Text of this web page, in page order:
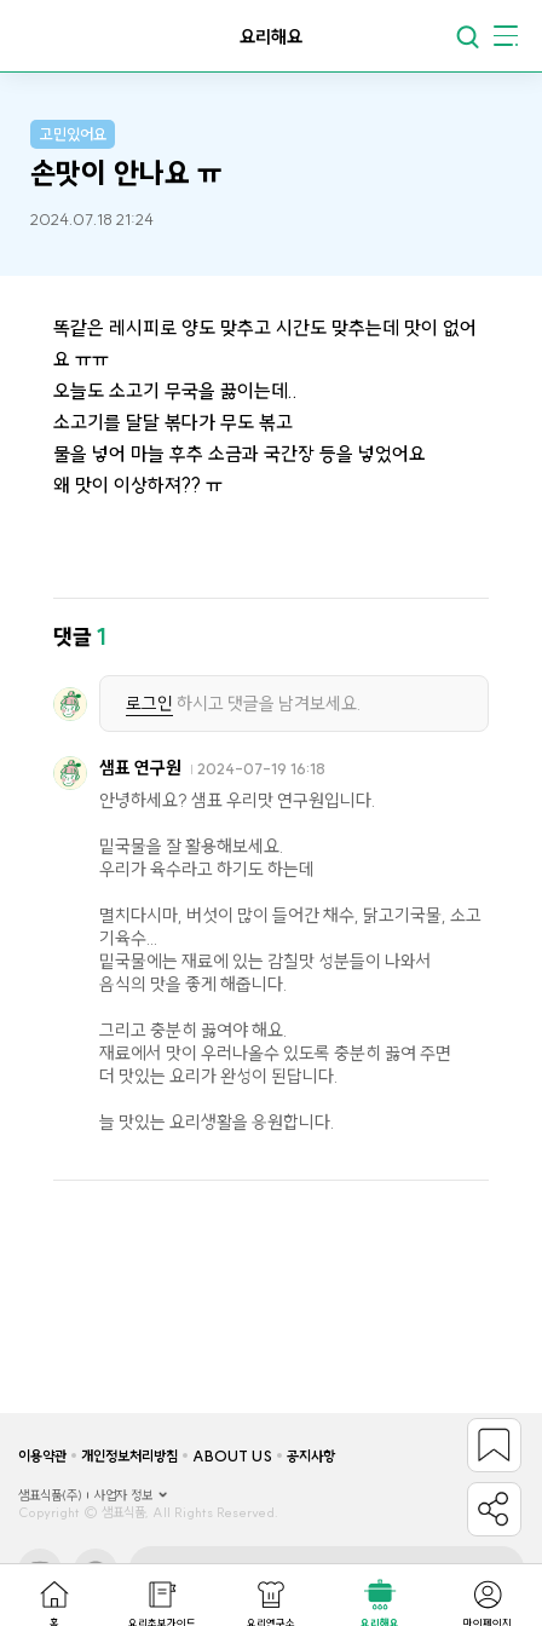
홈 요리초보가이드 요리연구소 요리해요 마이페이지
요리해요
고민있어요
손맛이 안나요 ㅠ
2024.07.18 21:24
똑같은 레시피로 양도 맞추고 시간도 맞추는데 맛이 없어
요 ㅠㅠ
오늘도 소고기 무국을 끓이는데..
소고기를 달달 볶다가 무도 볶고
물을 넣어 마늘 후추 소금과 국간장 등을 넣었어요
왜 맛이 이상하져?? ㅠ
댓글1
로그인 하시고 댓글을 남겨보세요.
샘표 연구원 2024-07-19 16:18
안녕하세요? 샘표 우리맛 연구원입니다.
밑국물을 잘 활용해보세요.
우리가 육수라고 하기도 하는데
멸치다시마, 버섯이 많이 들어간 채수, 닭고기국물, 소고
기육수...
밑국물에는 재료에 있는 감칠맛 성분들이 나와서
음식의 맛을 좋게 해줍니다.
그리고 충분히 끓여야 해요.
재료에서 맛이 우러나올수 있도록 충분히 끓여 주면
더 맛있는 요리가 완성이 된답니다.
늘 맛있는 요리생활을 응원합니다.
이용약관 개인정보처리방침 ABOUT US 공지사항
샘표식품(주)
사업자 정보
Copyright © 샘표식품, All Rights Reserved.